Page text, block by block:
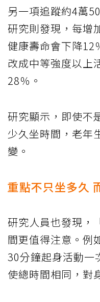
另一項追蹤約4萬
研究則發現，每增
健康壽命會下降12
改成中等強度以上
28％。
研究顯示，即使不
少久坐時間，老年
變。
重點不只坐多久
研究人員也發現，
間更值得注意。例
30分鐘起身活動一
使總時間相同，對